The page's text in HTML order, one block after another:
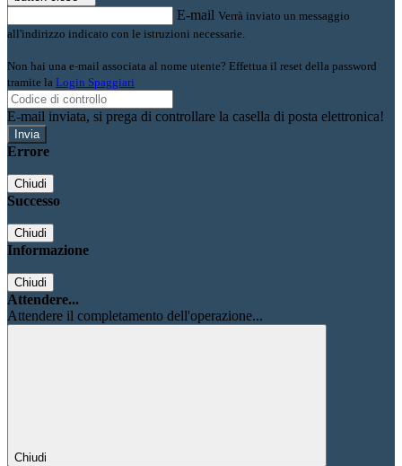
E-mail Verrà inviato un messaggio
all'indirizzo indicato con le istruzioni necessarie.
Non hai una e-mail associata al nome utente? Effettua il reset della password
tramite la Login Spaggiari
E-mail inviata, si prega di controllare la casella di posta elettronica!
Errore
Chiudi
Successo
Chiudi
Informazione
Chiudi
Attendere...
Attendere il completamento dell'operazione...
Chiudi